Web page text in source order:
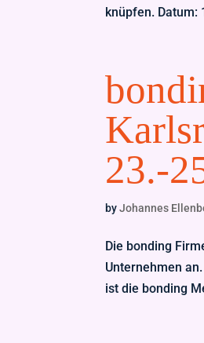
knüpfen. Datum:
23.-
byJohannes
Die bonding
Unternehmen
ist die bonding